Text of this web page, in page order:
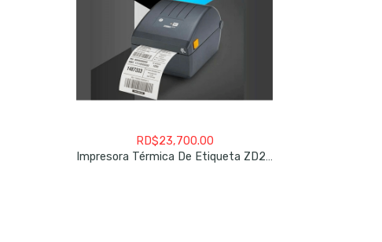
RD$23,700.00
Impresora Térmica De Etiqueta ZD230D